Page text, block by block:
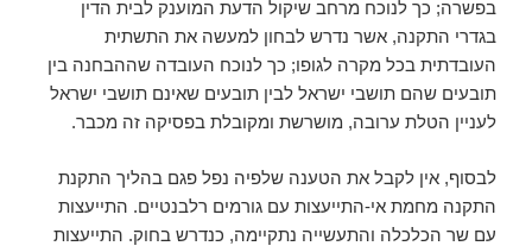
בפשרה; כך לנוכח מרחב שיקול הדעת המוענק לבית הדין
בגדרי התקנה, אשר נדרש לבחון למעשה את התשתית
העובדתית בכל מקרה לגופו; כך לנוכח העובדה שההבחנה בין
תובעים שהם תושבי ישראל לבין תובעים שאינם תושבי ישראל
לעניין הטלת ערובה, מושרשת ומקובלת בפסיקה זה מכבר.
לבסוף, אין לקבל את הטענה שלפיה נפל פגם בהליך התקנת
התקנה מחמת אי-התייעצות עם גורמים רלבנטיים. התייעצות
עם שר הכלכלה והתעשייה נתקיימה, כנדרש בחוק. התייעצות